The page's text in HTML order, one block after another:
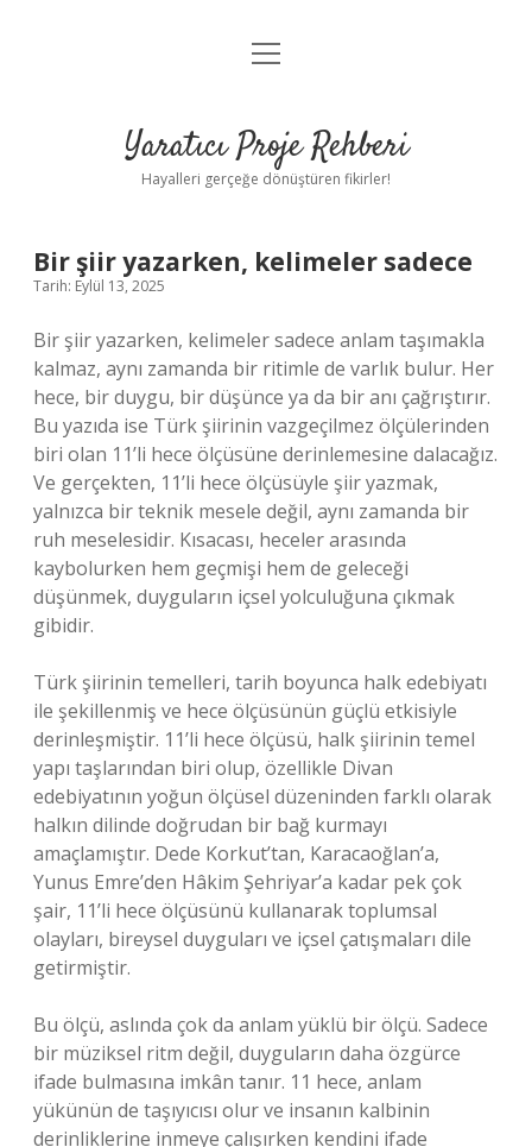
Anasayfa
Yasal Uyarı
menüyü
Yaratıcı Proje Rehberi
Hayalleri gerçeğe dönüştüren fikirler!
Bir şiir yazarken, kelimeler sadece
Tarih: Eylül 13, 2025
Bir şiir yazarken, kelimeler sadece anlam taşımakla
kalmaz, aynı zamanda bir ritimle de varlık bulur. Her
hece, bir duygu, bir düşünce ya da bir anı çağrıştırır.
Bu yazıda ise Türk şiirinin vazgeçilmez ölçülerinden
biri olan 11’li hece ölçüsüne derinlemesine dalacağız.
Ve gerçekten, 11’li hece ölçüsüyle şiir yazmak,
yalnızca bir teknik mesele değil, aynı zamanda bir
ruh meselesidir. Kısacası, heceler arasında
kaybolurken hem geçmişi hem de geleceği
düşünmek, duyguların içsel yolculuğuna çıkmak
gibidir.
Türk şiirinin temelleri, tarih boyunca halk edebiyatı
ile şekillenmiş ve hece ölçüsünün güçlü etkisiyle
derinleşmiştir. 11’li hece ölçüsü, halk şiirinin temel
yapı taşlarından biri olup, özellikle Divan
edebiyatının yoğun ölçüsel düzeninden farklı olarak
halkın dilinde doğrudan bir bağ kurmayı
amaçlamıştır. Dede Korkut’tan, Karacaoğlan’a,
Yunus Emre’den Hâkim Şehriyar’a kadar pek çok
şair, 11’li hece ölçüsünü kullanarak toplumsal
olayları, bireysel duyguları ve içsel çatışmaları dile
getirmiştir.
Bu ölçü, aslında çok da anlam yüklü bir ölçü. Sadece
bir müziksel ritm değil, duyguların daha özgürce
ifade bulmasına imkân tanır. 11 hece, anlam
yükünün de taşıyıcısı olur ve insanın kalbinin
derinliklerine inmeye çalışırken kendini ifade